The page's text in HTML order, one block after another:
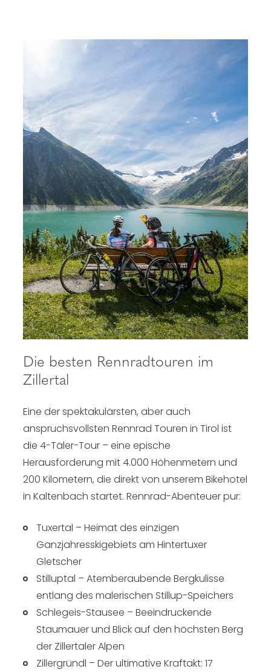
Die besten Rennradtouren im
Zillertal
Eine der spektakulärsten, aber auch
anspruchsvollsten Rennrad Touren in Tirol ist
die 4-Täler-Tour – eine epische
Herausforderung mit 4.000 Höhenmetern und
200 Kilometern, die direkt von unserem Bikehotel
in Kaltenbach startet. Rennrad-Abenteuer pur:
Tuxertal – Heimat des einzigen
Ganzjahresskigebiets am Hintertuxer
Gletscher
Stilluptal – Atemberaubende Bergkulisse
entlang des malerischen Stillup-Speichers
Schlegeis-Stausee – Beeindruckende
Staumauer und Blick auf den höchsten Berg
der Zillertaler Alpen
Zillergründl – Der ultimative Kraftakt: 17